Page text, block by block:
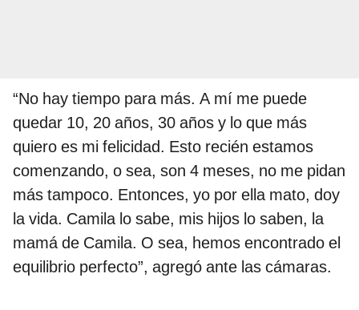
“No hay tiempo para más. A mí me puede
quedar 10, 20 años, 30 años y lo que más
quiero es mi felicidad. Esto recién estamos
comenzando, o sea, son 4 meses, no me pidan
más tampoco. Entonces, yo por ella mato, doy
la vida. Camila lo sabe, mis hijos lo saben, la
mamá de Camila. O sea, hemos encontrado el
equilibrio perfecto”, agregó ante las cámaras.